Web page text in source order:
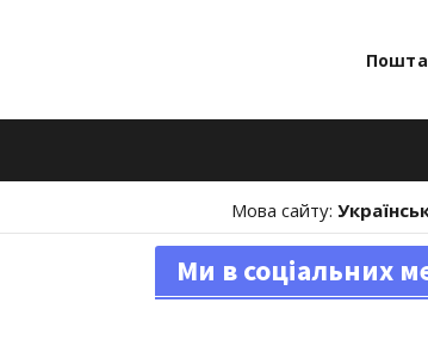
Пошта
Мова сайту:
Ми в соціальних